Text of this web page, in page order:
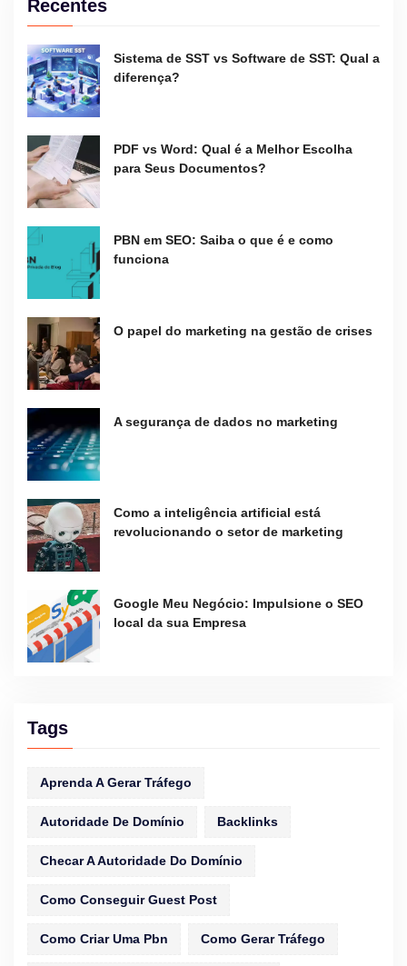
Recentes
Sistema de SST vs Software de SST: Qual a
diferença?
PDF vs Word: Qual é a Melhor Escolha
para Seus Documentos?
PBN em SEO: Saiba o que é e como
funciona
O papel do marketing na gestão de crises
A segurança de dados no marketing
Como a inteligência artificial está
revolucionando o setor de marketing
Google Meu Negócio: Impulsione o SEO
local da sua Empresa
Tags
Aprenda A Gerar Tráfego
Autoridade De Domínio Backlinks
Checar A Autoridade Do Domínio
Como Conseguir Guest Post
Como Criar Uma Pbn Como Gerar Tráfego